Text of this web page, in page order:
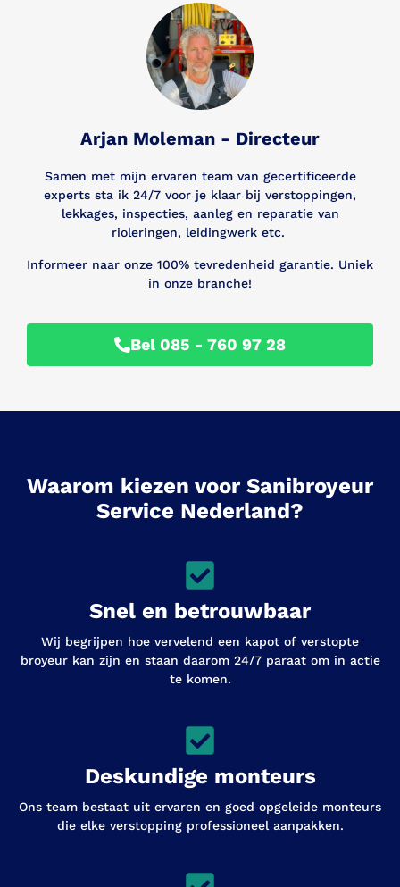
Arjan Moleman - Directeur
Samen met mijn ervaren team van gecertificeerde
experts sta ik 24/7 voor je klaar bij verstoppingen,
lekkages, inspecties, aanleg en reparatie van
rioleringen, leidingwerk etc.
Informeer naar onze 100% tevredenheid garantie. Uniek
in onze branche!
Bel 085 - 760 97 28
Waarom kiezen voor Sanibroyeur
Service Nederland?
Snel en betrouwbaar
Wij begrijpen hoe vervelend een kapot of verstopte
broyeur kan zijn en staan daarom 24/7 paraat om in actie
te komen.
Deskundige monteurs
Ons team bestaat uit ervaren en goed opgeleide monteurs
die elke verstopping professioneel aanpakken.